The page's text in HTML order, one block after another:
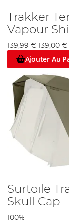
Trakker
Vapour
139,99 € 139,00 €
Ajouter Au
Surtoile
Skull Cap
100%